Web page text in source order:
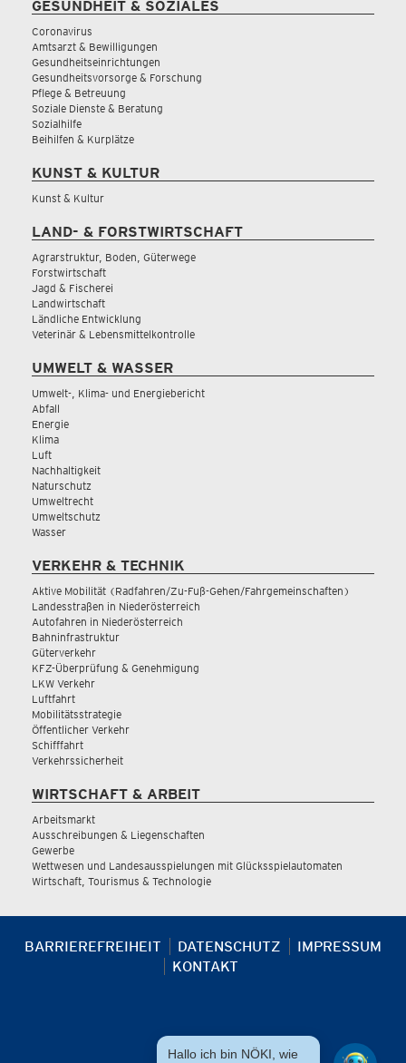
GESUNDHEIT & SOZIALES
Coronavirus
Amtsarzt & Bewilligungen
Gesundheitseinrichtungen
Gesundheitsvorsorge & Forschung
Pflege & Betreuung
Soziale Dienste & Beratung
Sozialhilfe
Beihilfen & Kurplätze
KUNST & KULTUR
Kunst & Kultur
LAND- & FORSTWIRTSCHAFT
Agrarstruktur, Boden, Güterwege
Forstwirtschaft
Jagd & Fischerei
Landwirtschaft
Ländliche Entwicklung
Veterinär & Lebensmittelkontrolle
UMWELT & WASSER
Umwelt-, Klima- und Energiebericht
Abfall
Energie
Klima
Luft
Nachhaltigkeit
Naturschutz
Umweltrecht
Umweltschutz
Wasser
VERKEHR & TECHNIK
Aktive Mobilität (Radfahren/Zu-Fuß-Gehen/Fahrgemeinschaften)
Landesstraßen in Niederösterreich
Autofahren in Niederösterreich
Bahninfrastruktur
Güterverkehr
KFZ-Überprüfung & Genehmigung
LKW Verkehr
Luftfahrt
Mobilitätsstrategie
Öffentlicher Verkehr
Schifffahrt
Verkehrssicherheit
WIRTSCHAFT & ARBEIT
Arbeitsmarkt
Ausschreibungen & Liegenschaften
Gewerbe
Wettwesen und Landesausspielungen mit Glücksspielautomaten
Wirtschaft, Tourismus & Technologie
BARRIEREFREIHEIT DATENSCHUTZ
IMPRESSUM
KONTAKT
Hallo ich bin NÖKI, wie